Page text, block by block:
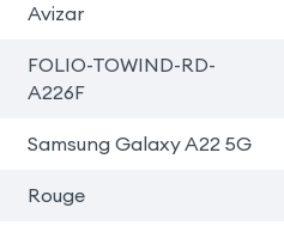
Avizar
FOLIO-TOWIND-RD-
A226F
Samsung Galaxy A22 5G
Rouge